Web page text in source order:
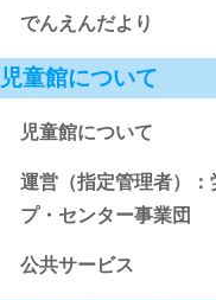
でんえんだより
児童館について
児童館について
運営（指定管理者）
プ・センター事業団
公共サービス